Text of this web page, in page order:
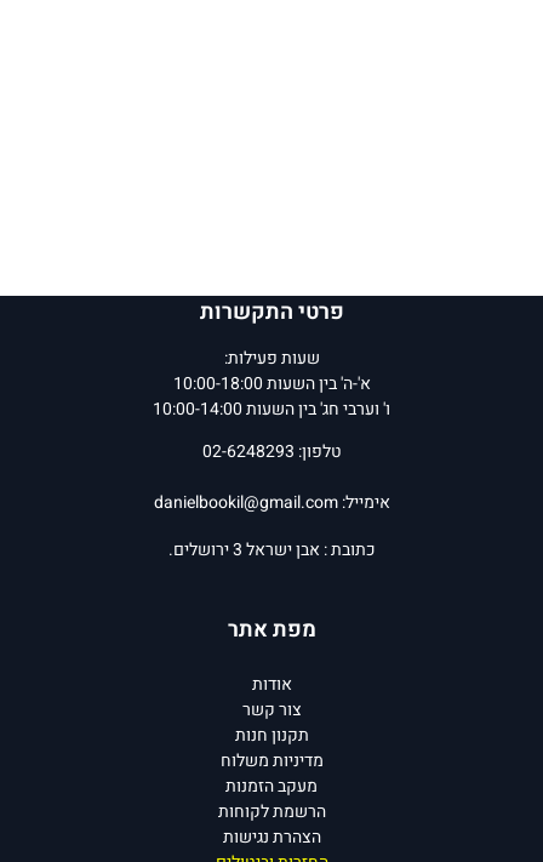
פרטי התקשרות
שעות פעילות:
א'-ה' בין השעות 10:00-18:00
ו' וערבי חג' בין השעות 10:00-14:00
טלפון: 02-6248293
אימייל:danielbookil@gmail.com
כתובת : אבן ישראל 3 ירושלים.
מפת אתר
אודות
צור קשר
תקנון חנות
מדיניות משלוח
מעקב הזמנות
הרשמת לקוחות
הצהרת נגישות